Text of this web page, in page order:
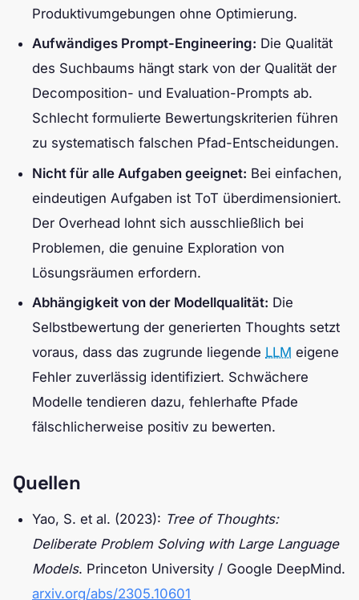
Produktivumgebungen ohne Optimierung.
Aufwändiges Prompt-Engineering: Die Qualität
des Suchbaums hängt stark von der Qualität der
Decomposition- und Evaluation-Prompts ab.
Schlecht formulierte Bewertungskriterien führen
zu systematisch falschen Pfad-Entscheidungen.
Nicht für alle Aufgaben geeignet: Bei einfachen,
eindeutigen Aufgaben ist ToT überdimensioniert.
Der Overhead lohnt sich ausschließlich bei
Problemen, die genuine Exploration von
Lösungsräumen erfordern.
Abhängigkeit von der Modellqualität: Die
Selbstbewertung der generierten Thoughts setzt
voraus, dass das zugrunde liegende LLM eigene
Fehler zuverlässig identifiziert. Schwächere
Modelle tendieren dazu, fehlerhafte Pfade
fälschlicherweise positiv zu bewerten.
Quellen
Yao, S. et al. (2023): Tree of Thoughts:
Deliberate Problem Solving with Large Language
Models. Princeton University / Google DeepMind.
arxiv.org/abs/2305.10601